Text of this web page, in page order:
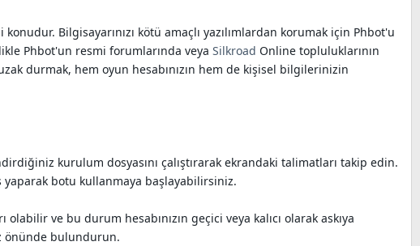
Bilgisayarınızı kötü amaçlı yazılımlardan korumak için Phbot'u
Phbot'un resmi forumlarında veya Silkroad Online topluluklarının
durmak, hem oyun hesabınızın hem de kişisel bilgilerinizin
kurulum dosyasını çalıştırarak ekrandaki talimatları takip edin.
yaparak botu kullanmaya başlayabilirsiniz.
ve bu durum hesabınızın geçici veya kalıcı olarak askıya
önünde bulundurun.